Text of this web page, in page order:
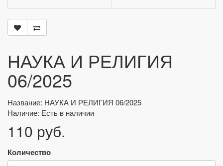
НАУКА И РЕЛИГИЯ
06/2025
Название: НАУКА И РЕЛИГИЯ 06/2025
Наличие: Есть в наличии
110 руб.
Количество